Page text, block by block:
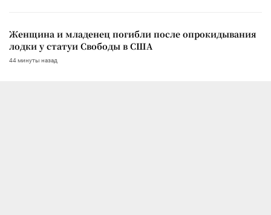
Женщина и младенец погибли после опрокидывания
лодки у статуи Свободы в США
44 минуты назад